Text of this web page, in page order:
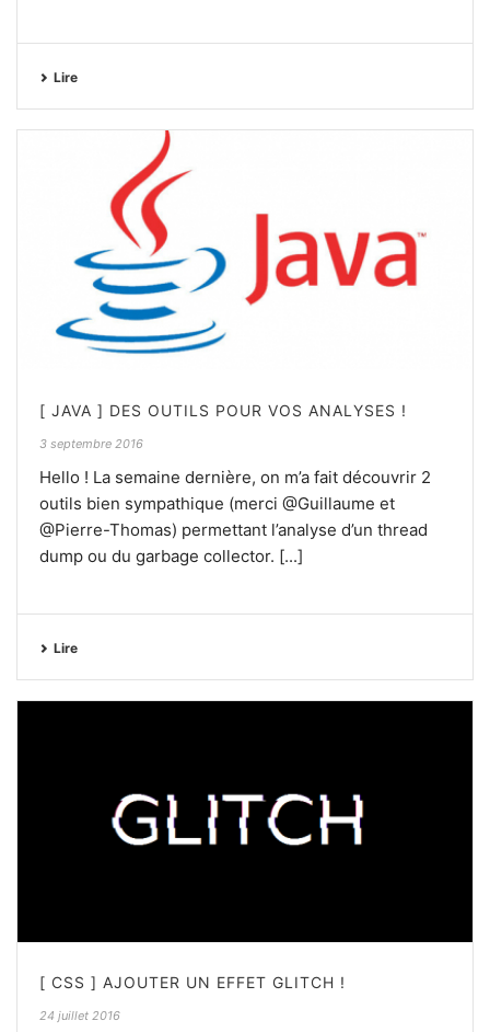
Lire
[ JAVA ] DES OUTILS POUR VOS ANALYSES !
3 septembre 2016
Hello ! La semaine dernière, on m’a fait découvrir 2
outils bien sympathique (merci @Guillaume et
@Pierre-Thomas) permettant l’analyse d’un thread
dump ou du garbage collector. [...]
Lire
[ CSS ] AJOUTER UN EFFET GLITCH !
24 juillet 2016